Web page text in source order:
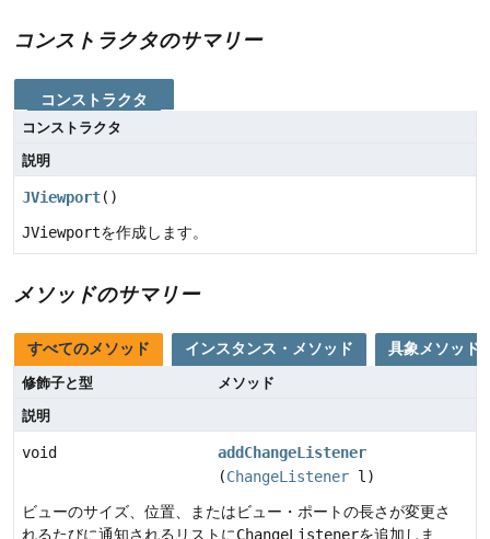
コンストラクタのサマリー
コンストラクタ
コンストラクタ
説明
JViewport()
JViewportを作成します。
メソッドのサマリー
すべてのメソッド インスタンス・メソッド 具象メソッド
修飾子と型
メソッド
説明
void
addChangeListener
(ChangeListener l)
ビューのサイズ、位置、またはビュー・ポートの長さが変更さ
れるたびに通知されるリストにChangeListenerを追加しま